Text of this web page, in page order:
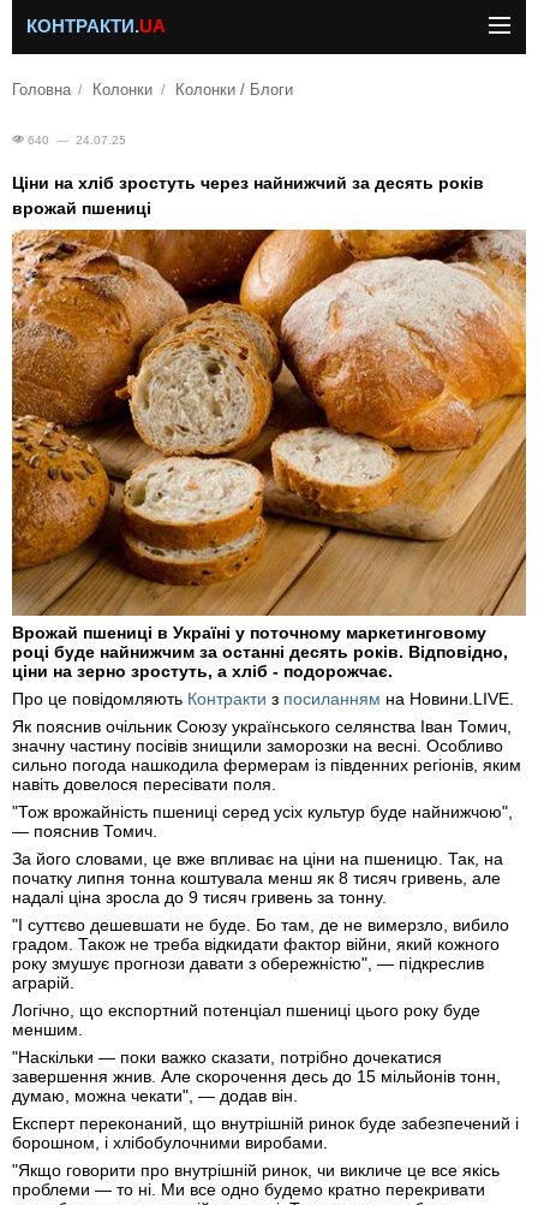
КОНТРАКТИ.UA
Головна Колонки Колонки / Блоги
640 — 24.07.25
Ціни на хліб зростуть через найнижчий за десять років
врожай пшениці
Врожай пшениці в Україні у поточному маркетинговому
році буде найнижчим за останні десять років. Відповідно,
ціни на зерно зростуть, а хліб - подорожчає.
Про це повідомляють Контракти з посиланням на Новини.LIVE.
Як пояснив очільник Союзу українського селянства Іван Томич,
значну частину посівів знищили заморозки на весні. Особливо
сильно погода нашкодила фермерам із південних регіонів, яким
навіть довелося пересівати поля.
"Тож врожайність пшениці серед усіх культур буде найнижчою",
— пояснив Томич.
За його словами, це вже впливає на ціни на пшеницю. Так, на
початку липня тонна коштувала менш як 8 тисяч гривень, але
надалі ціна зросла до 9 тисяч гривень за тонну.
"І суттєво дешевшати не буде. Бо там, де не вимерзло, вибило
градом. Також не треба відкидати фактор війни, який кожного
року змушує прогнози давати з обережністю", — підкреслив
аграрій.
Логічно, що експортний потенціал пшениці цього року буде
меншим.
"Наскільки — поки важко сказати, потрібно дочекатися
завершення жнив. Але скорочення десь до 15 мільйонів тонн,
думаю, можна чекати", — додав він.
Експерт переконаний, що внутрішній ринок буде забезпечений і
борошном, і хлібобулочними виробами.
"Якщо говорити про внутрішній ринок, чи викличе це все якісь
проблеми — то ні. Ми все одно будемо кратно перекривати